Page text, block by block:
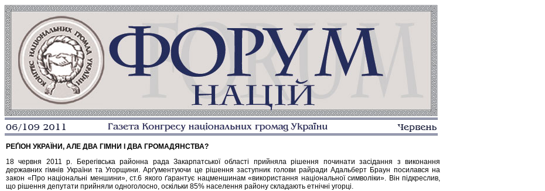
РЕҐІОН УКРАЇНИ, АЛЕ ДВА ГІМНИ І ДВА ГРОМАДЯНСТВА?
18 червня 2011 р. Берегівська районна рада Закарпатської області прийняла рішення починати засідання з виконання
державних гімнів України та Угорщини. Арґументуючи це рішення заступник голови райради Адальберт Браун посилався на
закон «Про національні меншини», ст.6 якого ґарантує нацменшинам «використання національної символіки». Він підкреслив,
що рішення депутати прийняли одноголосно, оскільки 85% населення району складають етнічні угорці.